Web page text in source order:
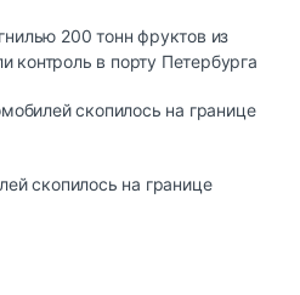
200 тонн фруктов из
в порту Петербурга
скопилось на границе
скопилось на границе